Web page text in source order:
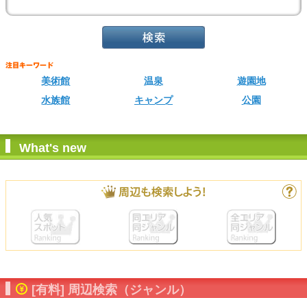
美術館 温泉
遊園地
水族館
キャンプ 公園
What's new
[有料] 周辺検索（ジャンル）